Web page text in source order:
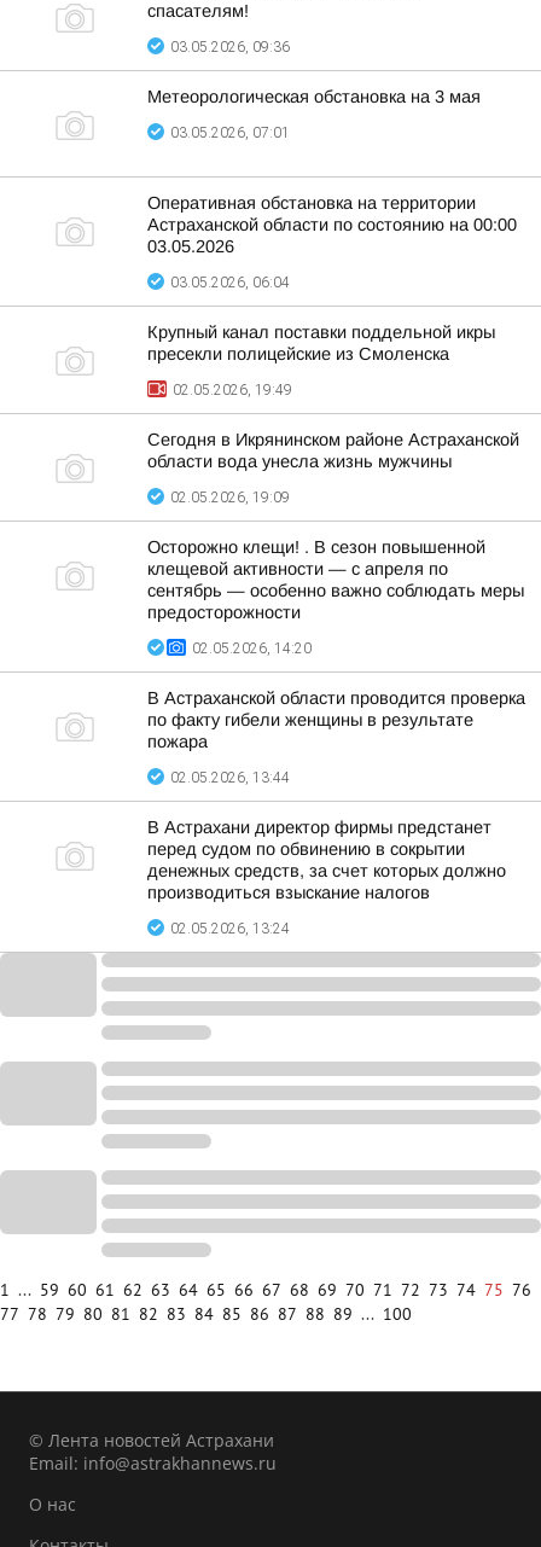
спасателям!
03.05.2026, 09:36
Метеорологическая обстановка на 3 мая
03.05.2026, 07:01
Оперативная обстановка на территории
Астраханской области по состоянию на 00:00
03.05.2026
03.05.2026, 06:04
Крупный канал поставки поддельной икры
пресекли полицейские из Смоленска
02.05.2026, 19:49
Сегодня в Икрянинском районе Астраханской
области вода унесла жизнь мужчины
02.05.2026, 19:09
Осторожно клещи! . В сезон повышенной
клещевой активности — с апреля по
сентябрь — особенно важно соблюдать меры
предосторожности
02.05.2026, 14:20
В Астраханской области проводится проверка
по факту гибели женщины в результате
пожара
02.05.2026, 13:44
В Астрахани директор фирмы предстанет
перед судом по обвинению в сокрытии
денежных средств, за счет которых должно
производиться взыскание налогов
02.05.2026, 13:24
1 ... 59 60 61 62 63 64 65 66 67 68 69 70 71 72 73 74 75 76
77 78 79 80 81 82 83 84 85 86 87 88 89 ... 100
© Лента новостей Астрахани
Email: info@astrakhannews.ru
О нас